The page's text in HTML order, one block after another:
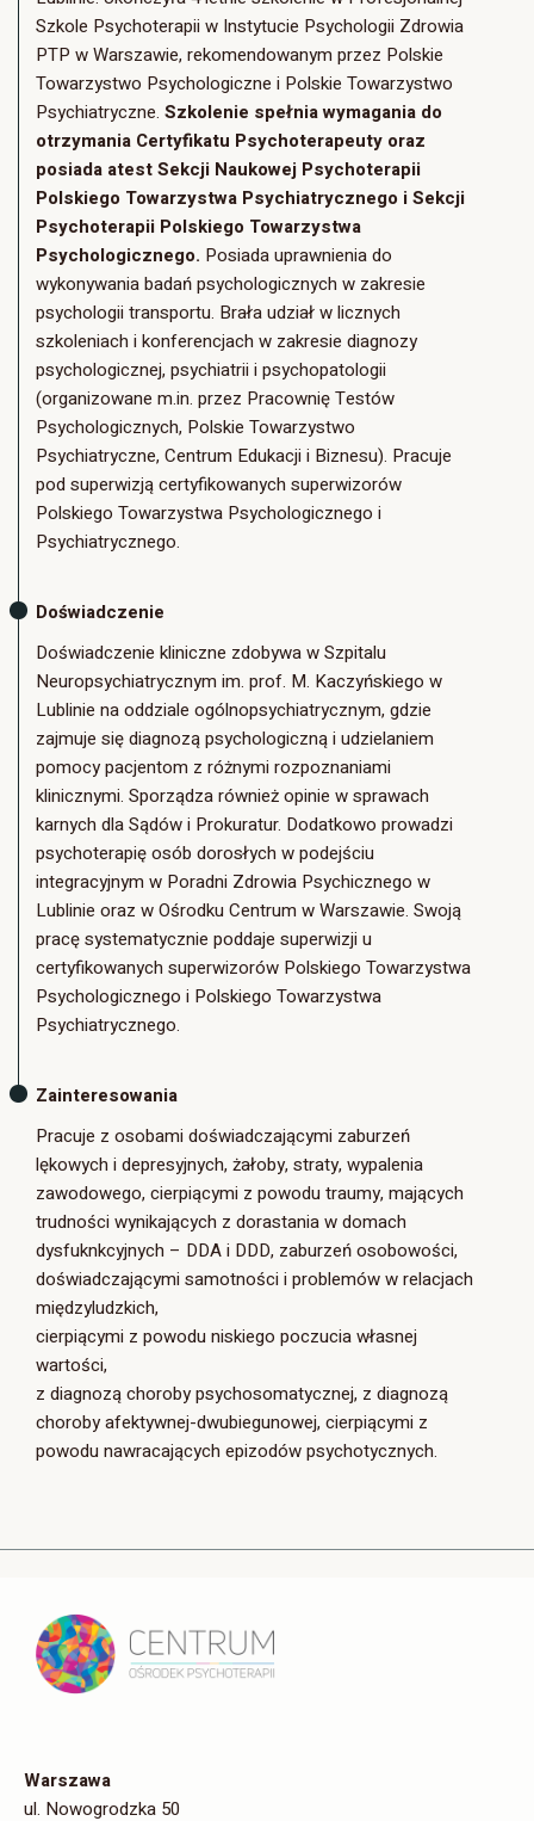
Szkole Psychoterapii w Instytucie Psychologii Zdrowia
PTP w Warszawie, rekomendowanym przez Polskie
Towarzystwo Psychologiczne i Polskie Towarzystwo
Psychiatryczne. Szkolenie spełnia wymagania do
otrzymania Certyfikatu Psychoterapeuty oraz
posiada atest Sekcji Naukowej Psychoterapii
Polskiego Towarzystwa Psychiatrycznego i Sekcji
Psychoterapii Polskiego Towarzystwa
Psychologicznego. Posiada uprawnienia do
wykonywania badań psychologicznych w zakresie
psychologii transportu. Brała udział w licznych
szkoleniach i konferencjach w zakresie diagnozy
psychologicznej, psychiatrii i psychopatologii
(organizowane m.in. przez Pracownię Testów
Psychologicznych, Polskie Towarzystwo
Psychiatryczne, Centrum Edukacji i Biznesu). Pracuje
pod superwizją certyfikowanych superwizorów
Polskiego Towarzystwa Psychologicznego i
Psychiatrycznego.
Doświadczenie
Doświadczenie kliniczne zdobywa w Szpitalu
Neuropsychiatrycznym im. prof. M. Kaczyńskiego w
Lublinie na oddziale ogólnopsychiatrycznym, gdzie
zajmuje się diagnozą psychologiczną i udzielaniem
pomocy pacjentom z różnymi rozpoznaniami
klinicznymi. Sporządza również opinie w sprawach
karnych dla Sądów i Prokuratur. Dodatkowo prowadzi
psychoterapię osób dorosłych w podejściu
integracyjnym w Poradni Zdrowia Psychicznego w
Lublinie oraz w Ośrodku Centrum w Warszawie. Swoją
pracę systematycznie poddaje superwizji u
certyfikowanych superwizorów Polskiego Towarzystwa
Psychologicznego i Polskiego Towarzystwa
Psychiatrycznego.
Zainteresowania
Pracuje z osobami doświadczającymi zaburzeń
lękowych i depresyjnych, żałoby, straty, wypalenia
zawodowego, cierpiącymi z powodu traumy, mających
trudności wynikających z dorastania w domach
dysfuknkcyjnych – DDA i DDD, zaburzeń osobowości,
doświadczającymi samotności i problemów w relacjach
międzyludzkich,
cierpiącymi z powodu niskiego poczucia własnej
wartości,
z diagnozą choroby psychosomatycznej, z diagnozą
choroby afektywnej-dwubiegunowej, cierpiącymi z
powodu nawracających epizodów psychotycznych.
Warszawa
ul. Nowogrodzka 50